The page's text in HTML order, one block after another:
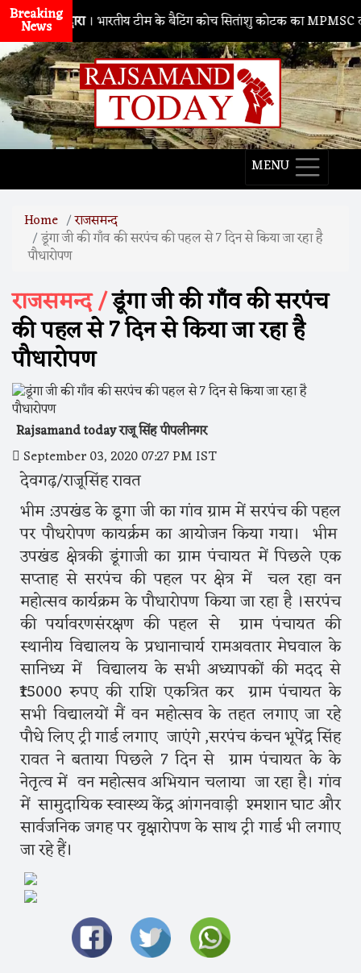
Breaking
News
नाथद्वारा। भारतीय टीम के बैटिंग कोच सितांशु कोटक का MPMSC दौरा,
MENU
Home राजसमन्द
डूंगा जी की गाँव की सरपंच की पहल से 7 दिन से किया जा रहा है
पौधारोपण
राजसमन्द /डूंगा जी की गाँव की सरपंच
की पहल से 7 दिन से किया जा रहा है
पौधारोपण
Rajsamand today राजू सिंह पीपलीनगर
September 03, 2020 07:27 PM IST
देवगढ़/राजूसिंह रावत
भीम :उपखंड के डूगा जी का गांव ग्राम में सरपंच की पहल
पर पौधरोपण कायर्क्रम का आयोजन किया गया। भीम
उपखंड क्षेत्रकी डूंगाजी का ग्राम पंचायत में पिछले एक
सप्ताह से सरपंच की पहल पर क्षेत्र में चल रहा वन
महोत्सव कार्यक्रम के पौधारोपण किया जा रहा है ।सरपंच
की पर्यावरणसंरक्षण की पहल से ग्राम पंचायत की
स्थानीय विद्यालय के प्रधानाचार्य रामअवतार मेघवाल के
सानिध्य में विद्यालय के सभी अध्यापकों की मदद से
₹15000 रुपए की राशि एकत्रित कर ग्राम पंचायत के
सभी विद्यालयों मैं वन महोत्सव के तहत लगाए जा रहे
पौधे लिए ट्री गार्ड लगाए जाएंगे ,सरपंच कंचन भूपेंद्र सिंह
रावत ने बताया पिछले 7 दिन से ग्राम पंचायत के के
नेतृत्व में वन महोत्सव अभियान चलाया जा रहा है। गांव
में सामुदायिक स्वास्थ्य केंद्र आंगनवाड़ी श्मशान घाट और
सार्वजनिक जगह पर वृक्षारोपण के साथ ट्री गार्ड भी लगाए
जा रहे हैं।